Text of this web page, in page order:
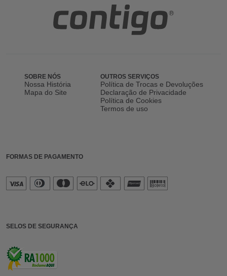
SOBRE NÓS
Nossa História
Mapa do Site
OUTROS SERVIÇOS
Política de Trocas e Devoluções
Declaração de Privacidade
Política de Cookies
Termos de uso
FORMAS DE PAGAMENTO
SELOS DE SEGURANÇA